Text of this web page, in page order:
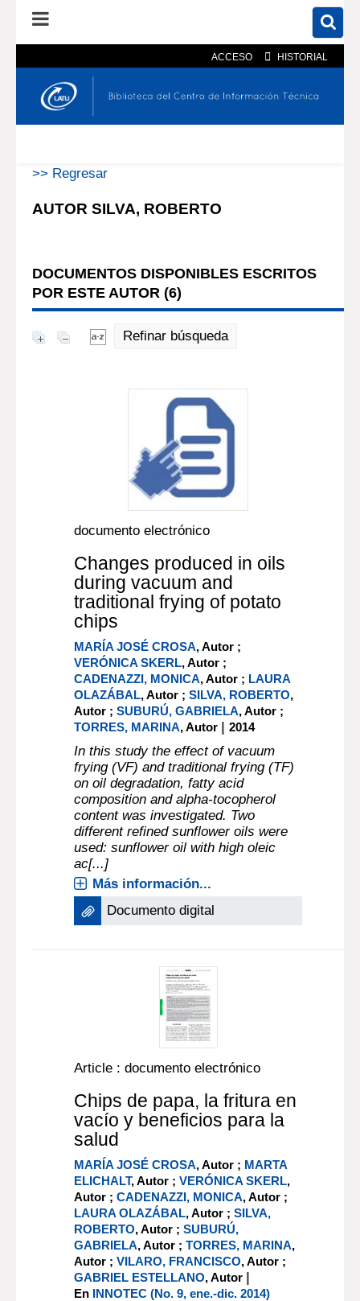
ACCESO HISTORIAL
En el catálogo En el sitio
>> Regresar
AUTOR SILVA, ROBERTO
DOCUMENTOS DISPONIBLES ESCRITOS
POR ESTE AUTOR (6)
Refinar búsqueda
documento electrónico
Changes produced in oils
during vacuum and
traditional frying of potato
chips
MARÍA JOSÉ CROSA, Autor ;
VERÓNICA SKERL, Autor ;
CADENAZZI, MONICA, Autor ; LAURA
OLAZÁBAL, Autor ;SILVA, ROBERTO,
Autor ;SUBURÚ, GABRIELA, Autor ;
TORRES, MARINA, Autor |2014
In this study the effect of vacuum
frying (VF) and traditional frying (TF)
on oil degradation, fatty acid
composition and alpha-tocopherol
content was investigated. Two
different refined sunflower oils were
used: sunflower oil with high oleic
ac[...]
Más información...
Documento digital
Article : documento electrónico
Chips de papa, la fritura en
vacío y beneficios para la
salud
MARÍA JOSÉ CROSA, Autor ; MARTA
ELICHALT, Autor ;VERÓNICA SKERL,
Autor ;CADENAZZI, MONICA, Autor ;
LAURA OLAZÁBAL, Autor ;SILVA,
ROBERTO, Autor ;SUBURÚ,
GABRIELA, Autor ;TORRES, MARINA,
Autor ;VILARO, FRANCISCO, Autor ;
GABRIEL ESTELLANO, Autor |
En INNOTEC (No. 9, ene.-dic. 2014)